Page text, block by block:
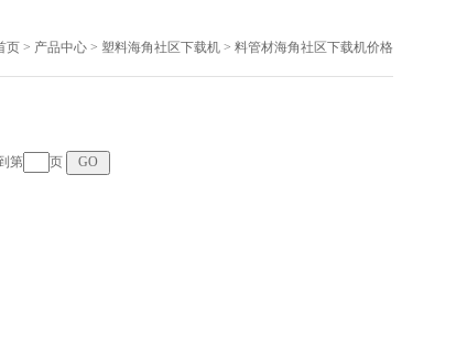
页> 产品中心> 塑料海角社区下载机> 料管材海角社区下载机价格
第 页